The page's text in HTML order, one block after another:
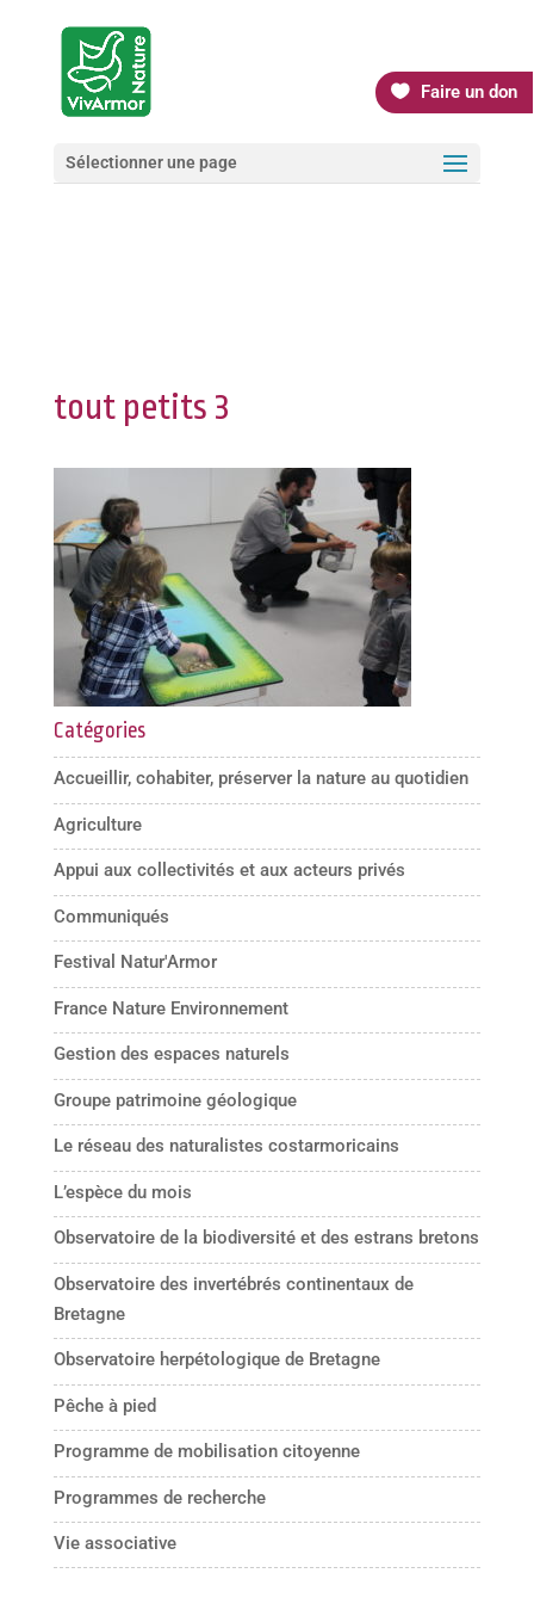
Faire un don
Sélectionner une page
tout petits 3
Catégories
Accueillir, cohabiter, préserver la nature au quotidien
Agriculture
Appui aux collectivités et aux acteurs privés
Communiqués
Festival Natur'Armor
France Nature Environnement
Gestion des espaces naturels
Groupe patrimoine géologique
Le réseau des naturalistes costarmoricains
L’espèce du mois
Observatoire de la biodiversité et des estrans bretons
Observatoire des invertébrés continentaux de
Bretagne
Observatoire herpétologique de Bretagne
Pêche à pied
Programme de mobilisation citoyenne
Programmes de recherche
Vie associative